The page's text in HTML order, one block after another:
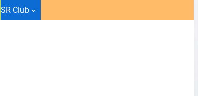
SR Club